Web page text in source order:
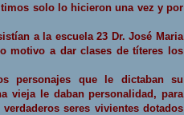
solo lo hicieron una vez y por
a la escuela 23 Dr. José Maria
motivo a dar clases de títeres los
personajes que le dictaban su
vieja le daban personalidad, para
seres vivientes dotados